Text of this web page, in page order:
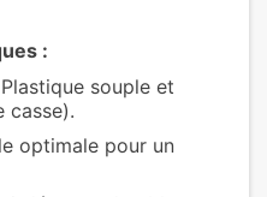
:
Plastique souple et
casse).
optimale pour un